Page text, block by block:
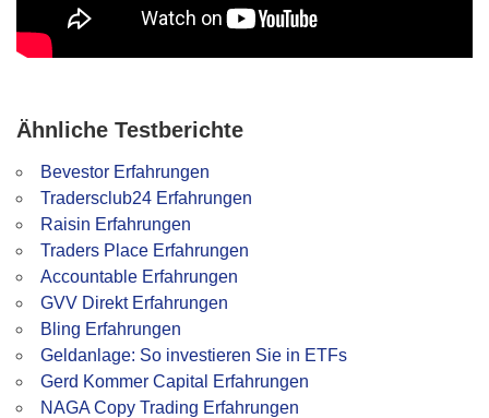
Ähnliche Testberichte
Bevestor Erfahrungen
Tradersclub24 Erfahrungen
Raisin Erfahrungen
Traders Place Erfahrungen
Accountable Erfahrungen
GVV Direkt Erfahrungen
Bling Erfahrungen
Geldanlage: So investieren Sie in ETFs
Gerd Kommer Capital Erfahrungen
NAGA Copy Trading Erfahrungen